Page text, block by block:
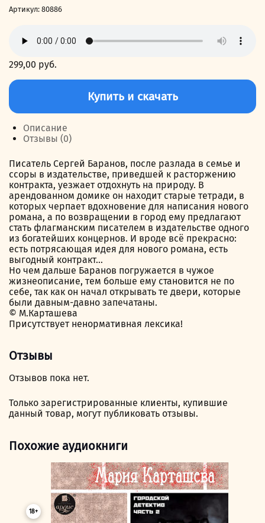
Артикул: 80886
299,00 руб.
Количество
Мурцовка.
Том
первый
Купить и скачать
Описание
Отзывы (0)
Писатель Сергей Баранов, после разлада в семье и
ссоры в издательстве, приведшей к расторжению
контракта, уезжает отдохнуть на природу. В
арендованном домике он находит старые тетради, в
которых черпает вдохновение для написания нового
романа, а по возвращении в город ему предлагают
стать флагманским писателем в издательстве одного
из богатейших концернов. И вроде всё прекрасно:
есть потрясающая идея для нового романа, есть
выгодный контракт…
Но чем дальше Баранов погружается в чужое
жизнеописание, тем больше ему становится не по
себе, так как он начал открывать те двери, которые
были давным-давно запечатаны.
© М.Карташева
Присутствует ненормативная лексика!
Отзывы
Отзывов пока нет.
Только зарегистрированные клиенты, купившие
данный товар, могут публиковать отзывы.
Похожие аудиокниги
18+